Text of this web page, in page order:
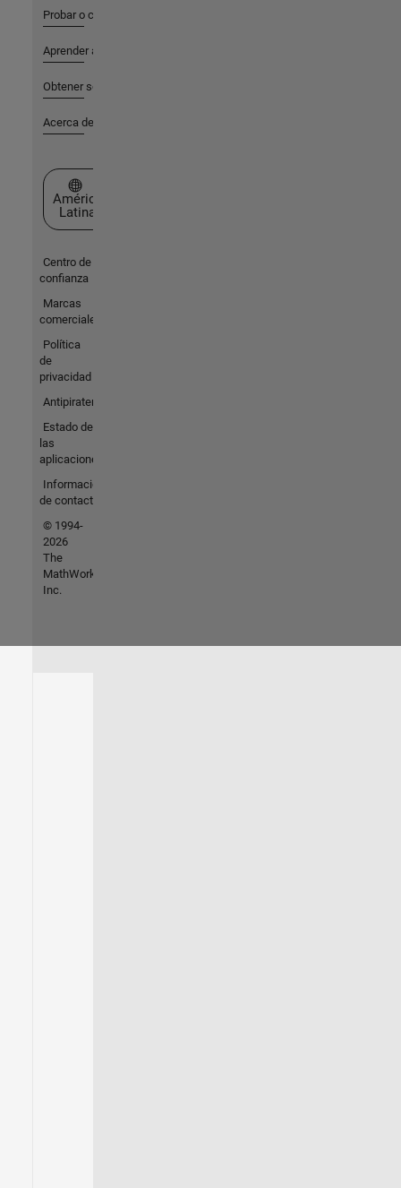
Probar o comprar
Aprender a utilizar
Obtener soporte
Acerca de MathWorks
Seleccione un país/idioma
América
Latina
Centro de
confianza
Marcas
comerciales
Política
de
privacidad
Antipiratería
Estado de
las
aplicaciones
Información
de contacto
© 1994-
2026
The
MathWorks,
Inc.